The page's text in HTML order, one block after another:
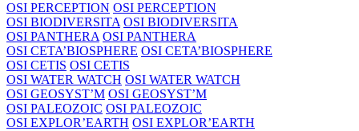
OSI PERCEPTION OSI PERCEPTION
OSI BIODIVERSITA OSI BIODIVERSITA
OSI PANTHERA OSI PANTHERA
OSI CETA’BIOSPHERE OSI CETA’BIOSPHERE
OSI CETIS OSI CETIS
OSI WATER WATCH OSI WATER WATCH
OSI GEOSYST’M OSI GEOSYST’M
OSI PALEOZOIC OSI PALEOZOIC
OSI EXPLOR’EARTH OSI EXPLOR’EARTH